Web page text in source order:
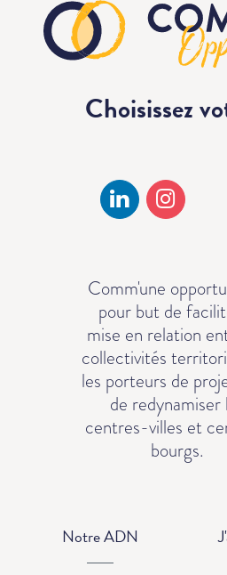
Choisissez
Comm'une
pour but de
mise en relation
collectivités
les porteurs de
de redynamiser
centres-villes et
bourgs.
Notre ADN